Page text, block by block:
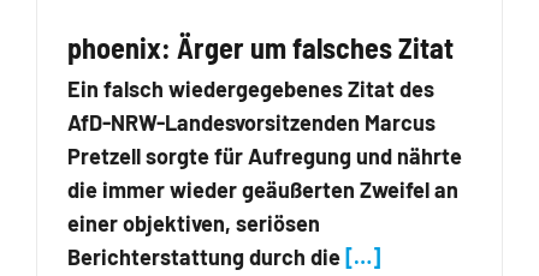
phoenix: Ärger um falsches Zitat
Ein falsch wiedergegebenes Zitat des
AfD-NRW-Landesvorsitzenden Marcus
Pretzell sorgte für Aufregung und nährte
die immer wieder geäußerten Zweifel an
einer objektiven, seriösen
Berichterstattung durch die […]